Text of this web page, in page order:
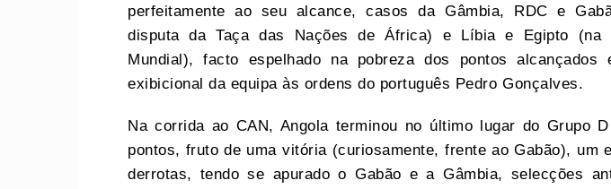
perfeitamente ao seu alcance, casos da Gâmbia, RDC e
disputa da Taça das Nações de África) e Líbia e Egipto (na
Mundial), facto espelhado na pobreza dos pontos alcançados
exibicional da equipa às ordens do português Pedro Gonçalves.
Na corrida ao CAN, Angola terminou no último lugar do Grupo
pontos, fruto de uma vitória (curiosamente, frente ao Gabão), um
derrotas, tendo se apurado o Gabão e a Gâmbia, selecções